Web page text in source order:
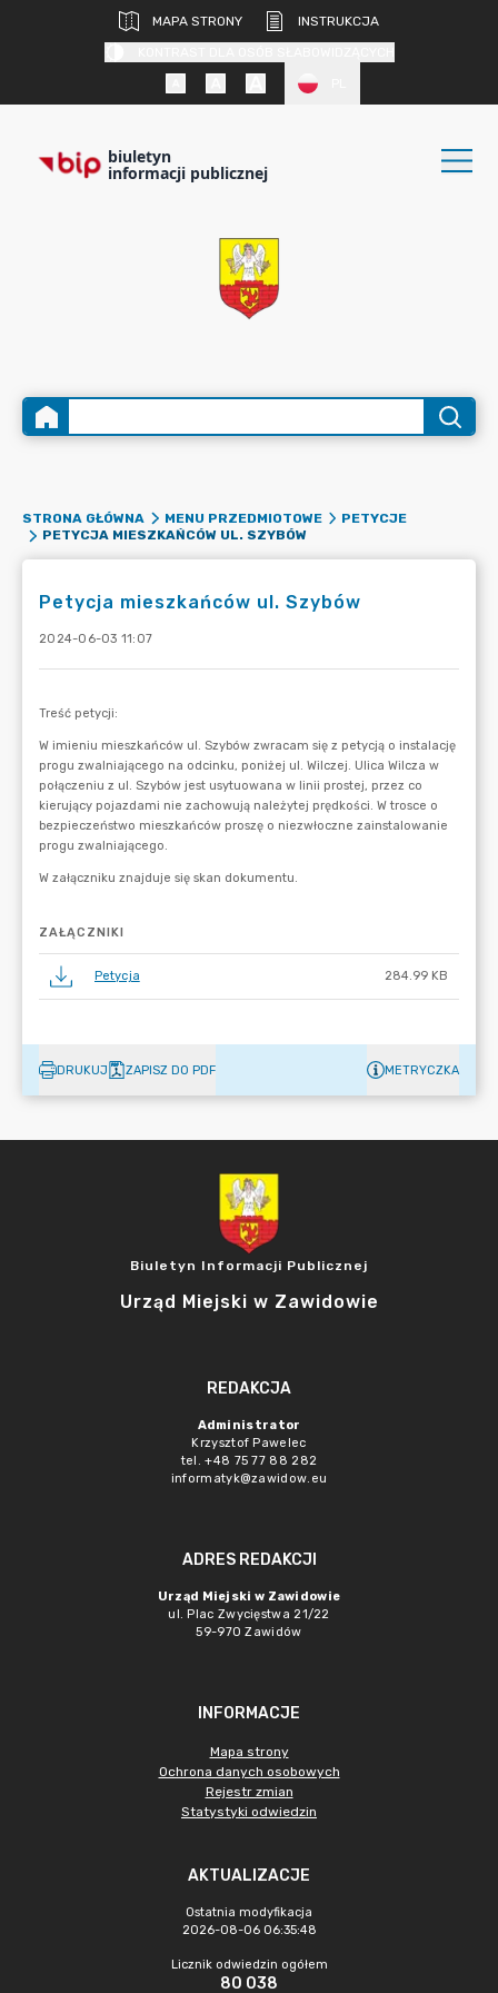
MAPA STRONY
INSTRUKCJA
biuletyn
informacji publicznej
STRONA GŁÓWNA MENU PRZEDMIOTOWE
PETYCJE
PETYCJA MIESZKAŃCÓW UL. SZYBÓW
Petycja mieszkańców ul. Szybów
2024-06-03 11:07
ZAŁĄCZNIKI
Petycja 284.99 KB
DRUKUJ ZAPISZ DO PDF METRYCZKA
Biuletyn Informacji Publicznej
Urząd Miejski w Zawidowie
REDAKCJA
Administrator
Krzysztof Pawelec
tel. +48 75 77 88 282
informatyk@zawidow.eu
ADRES REDAKCJI
Urząd Miejski w Zawidowie
ul. Plac Zwycięstwa 21/22
59-970 Zawidów
INFORMACJE
Mapa strony
Ochrona danych osobowych
Rejestr zmian
Statystyki odwiedzin
AKTUALIZACJE
Ostatnia modyfikacja
2026-08-06 06:35:48
Licznik odwiedzin ogółem
80 038